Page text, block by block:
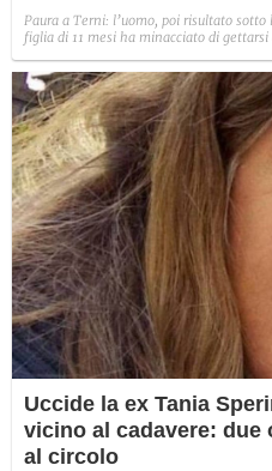
Paura a Terni: l’uomo, poi risultato
figlia di 11 mesi ha minacciato di
Uccide la ex Tania
vicino al cadavere: due
al circolo